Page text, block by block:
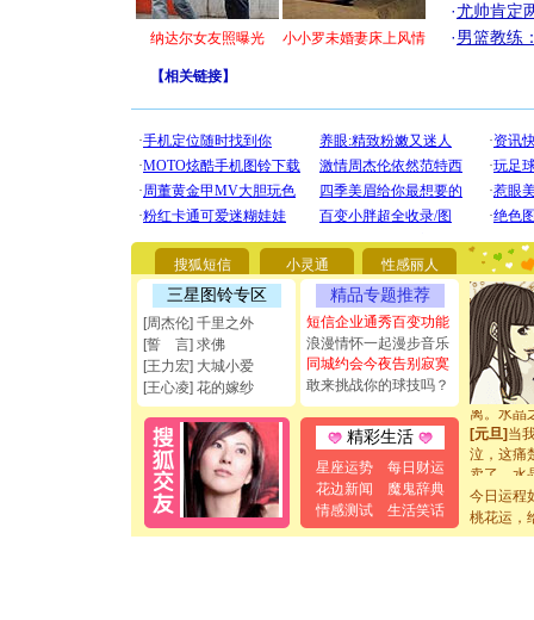
纳达尔女友照曝光 小小罗未婚妻床上风情
·尤帅肯定
·男篮教练
【相关链接】
搜狐短信 小灵通 性感丽人
三星图铃专区
[周杰伦] 千里之外
[誓 言] 求佛
[王力宏] 大城小爱
[王心凌] 花的嫁纱
精品专题推荐
短信企业通秀百变功能
浪漫情怀一起漫步音乐
同城约会今夜告别寂寞
敢来挑战你的球技吗？
精彩生活
星座运势
每日财运
花边新闻
魔鬼辞典
情感测试
生活笑话
[圣诞节]
你太多
要平安
能正大
都要快乐
[圣诞节]
如意,快
[元旦]看
断电。爱
你是我专
[元旦]如
起；二是
离。水晶
[元旦]当
泣，这痛
卖了。水
[春节]风
颜！冬去
道一声平
今日运程
桃花运，